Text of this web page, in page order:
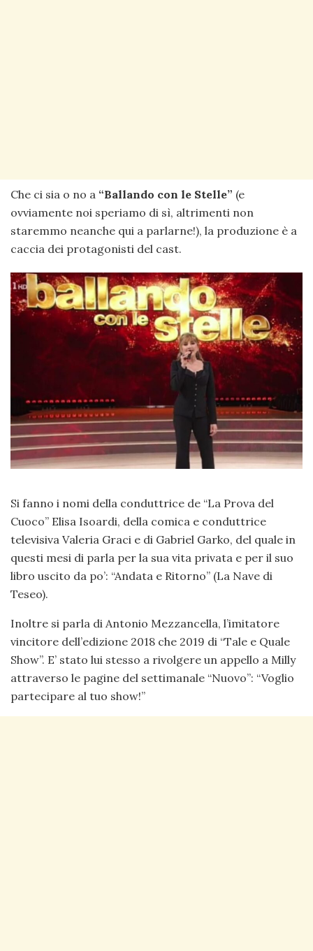
Che ci sia o no a “Ballando con le Stelle” (e
ovviamente noi speriamo di sì, altrimenti non
staremmo neanche qui a parlarne!), la produzione è a
caccia dei protagonisti del cast.
Si fanno i nomi della conduttrice de “La Prova del
Cuoco” Elisa Isoardi, della comica e conduttrice
televisiva Valeria Graci e di Gabriel Garko, del quale in
questi mesi di parla per la sua vita privata e per il suo
libro uscito da po’: “Andata e Ritorno” (La Nave di
Teseo).
Inoltre si parla di Antonio Mezzancella, l’imitatore
vincitore dell’edizione 2018 che 2019 di “Tale e Quale
Show”. E’ stato lui stesso a rivolgere un appello a Milly
attraverso le pagine del settimanale “Nuovo”: “Voglio
partecipare al tuo show!”